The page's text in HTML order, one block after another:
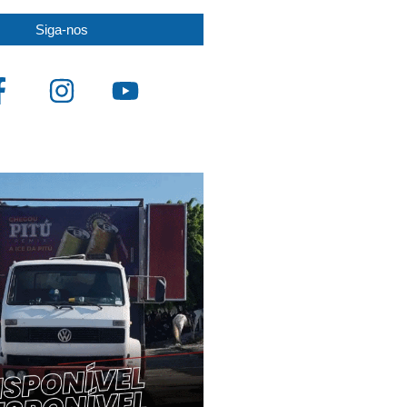
Siga-nos